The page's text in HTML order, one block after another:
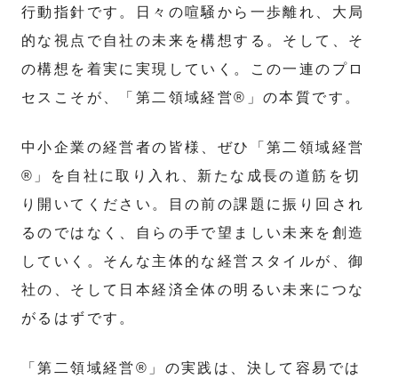
行動指針です。日々の喧騒から一歩離れ、大局
的な視点で自社の未来を構想する。そして、そ
の構想を着実に実現していく。この一連のプロ
セスこそが、「第二領域経営®」の本質です。
中小企業の経営者の皆様、ぜひ「第二領域経営
®」を自社に取り入れ、新たな成長の道筋を切
り開いてください。目の前の課題に振り回され
るのではなく、自らの手で望ましい未来を創造
していく。そんな主体的な経営スタイルが、御
社の、そして日本経済全体の明るい未来につな
がるはずです。
「第二領域経営®」の実践は、決して容易では